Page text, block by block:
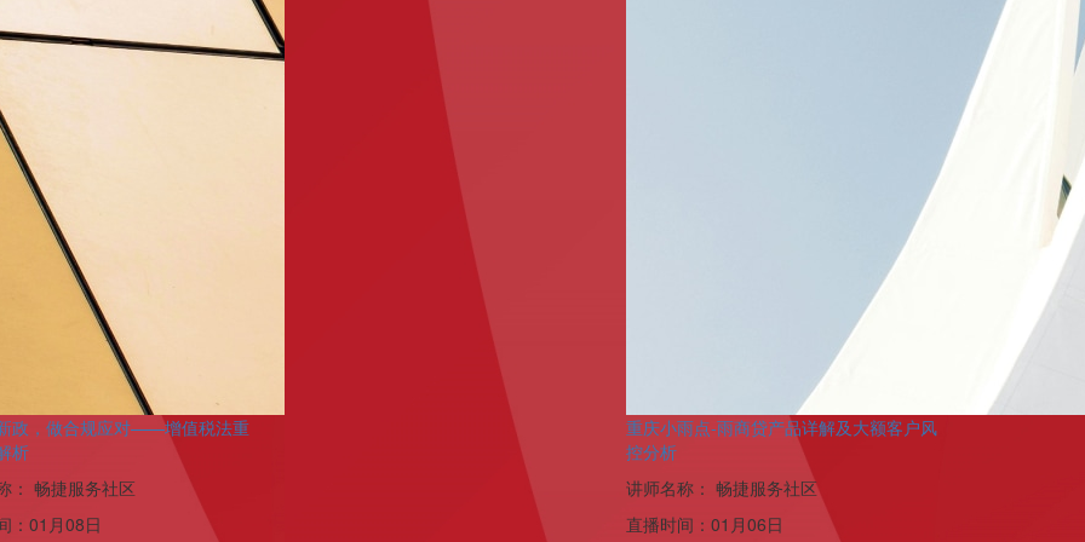
政，做合规应对——增值税法重
析
： 畅捷服务社区
： 01月08日
重庆小雨点-雨商贷产品详解及大额客户风
控分析
讲师名称： 畅捷服务社区
直播时间： 01月06日